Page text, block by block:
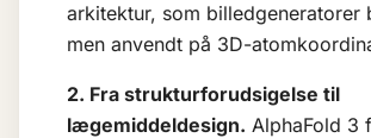
arkitektur, som billedgeneratorer
men anvendt på 3D-
2. Fra strukturforudsigelse til
lægemiddeldesign. AlphaFold 3